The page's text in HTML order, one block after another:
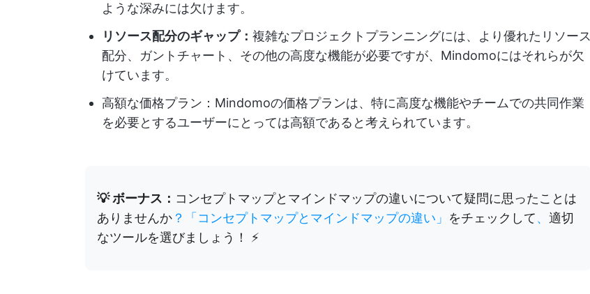
ような深みには欠けます。
リソース配分のギャップ： 複雑なプロジェクトプランニングには、より優れたリソース
配分、ガントチャート、その他の高度な機能が必要ですが、Mindomoにはそれらが欠
けています。
高額な価格プラン：Mindomoの価格プランは、特に高度な機能やチームでの共同作業
を必要とするユーザーにとっては高額であると考えられています。
💡 ボーナス： コンセプトマップとマインドマップの違いについて疑問に思ったことは
ありませんか ？「コンセプトマップとマインドマップの違い」 をチェックして、 適切
なツールを選びましょう！ ⚡